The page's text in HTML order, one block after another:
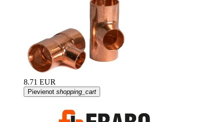
8.71 EUR
Pievienot shopping_cart